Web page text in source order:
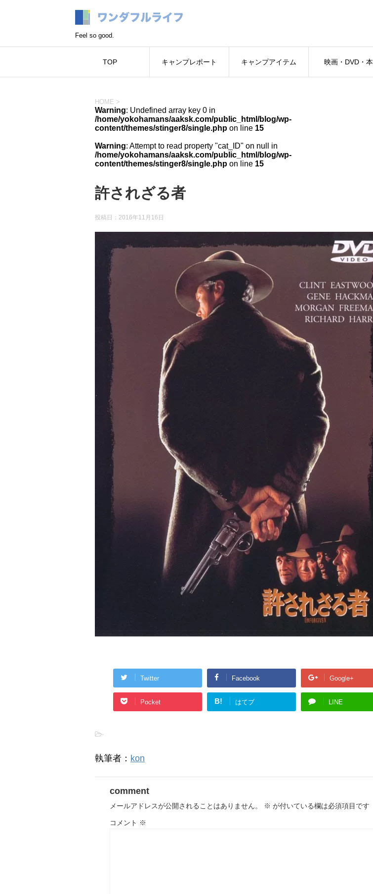
Feel so good.
TOP キャンプレポート キャンプアイテム 映画・DVD・本
HOME >
Warning: Undefined array key 0 in
/home/yokohamans/aaksk.com/public_html/blog/wp-
content/themes/stinger8/single.php on line 15
Warning: Attempt to read property "cat_ID" on null in
/home/yokohamans/aaksk.com/public_html/blog/wp-
content/themes/stinger8/single.php on line 15
許されざる者
投稿日： 2016年11月16日
Twitter Facebook Google+
Pocket B! はてブ LINE
-
執筆者： kon
comment
メールアドレスが公開されることはありません。 ※ が付いている欄は必須項目です
コメント ※